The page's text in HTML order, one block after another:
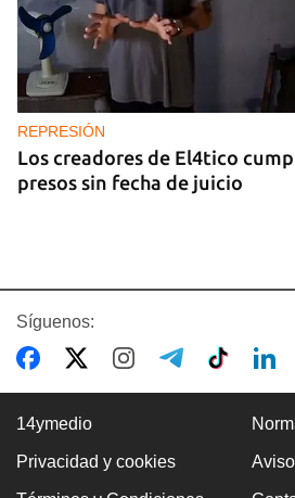
REPRESIÓN
Los creadores de El4tico
presos sin fecha de juicio
Síguenos:
14ymedio
Privacidad y cookies